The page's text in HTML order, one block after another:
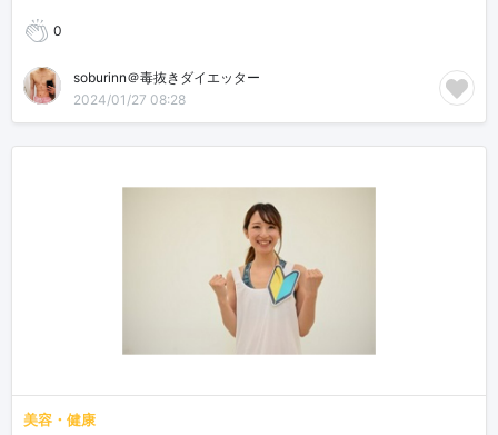
0
soburinn＠毒抜きダイエッター
2024/01/27 08:28
美容・健康